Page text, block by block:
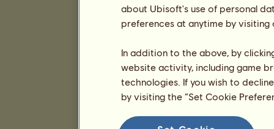
about Ubisoft's use of personal
preferences at anytime by
In addition to the above, by
website activity, including game
technologies. If you wish to
by visiting the “Set Cookie